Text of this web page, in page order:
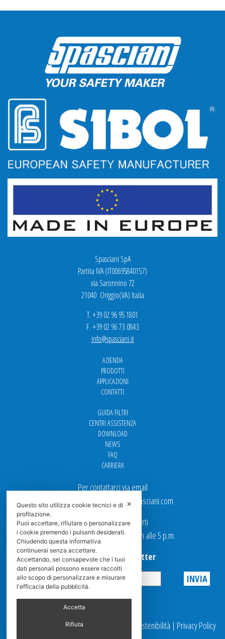
Spasciani SpA
Partita IVA (IT00695840157)
via Saronnino 72
21040 Origgio(VA) Italia
T. +39 02 96 95 1801
F. +39 02 96 73 0843
info@spasciani.it
AZIENDA
PRODOTTI
APPLICAZIONI
CONTATTI
GUIDA FILTRI
CENTRI ASSISTENZA
DOWNLOAD
NEWS
FAQ
CARRIERA
Per contattarci via email
Ufficio Vendite: italy.sales@spasciani.com
I nostri uffici sono aperti
dal Lunedi al Venerdi dalle 9 a.m alle 5 p.m.
Iscriviti alla Newsletter
Privacy
© 2025 Spasciani |Codice Etico Report Sostenibilità | Privacy Policy
✕
Questo sito utilizza cookie tecnici e di
profilazione.
Puoi accettare, rifiutare o personalizzare
i cookie premendo i pulsanti desiderati.
Chiudendo questa informativa
continuerai senza accettare.
Accettando, sei consapevole che i tuoi
dati personali possono essere raccolti
allo scopo di personalizzare e misurare
l'efficacia della pubblicità.
Accetta
Rifiuta